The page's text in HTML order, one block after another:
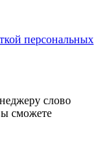
персональных
слово
сможете